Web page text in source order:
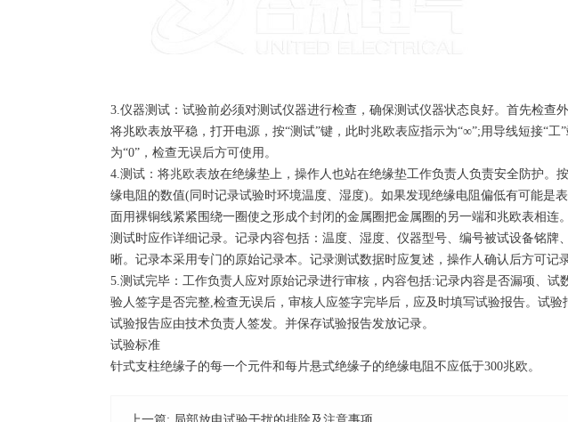
3.仪器测试：试验前必须对测试仪器进行检查，确保测试仪器状态良好。首先检查
将兆欧表放平稳，打开电源，按“测试”键，此时兆欧表应指示为“∞”;用导线短接“工
为“0”，检查无误后方可使用。
4.测试：将兆欧表放在绝缘垫上，操作人也站在绝缘垫工作负责人负责安全防护。
缘电阻的数值(同时记录试验时环境温度、湿度)。如果发现绝缘电阻偏低有可能是
面用裸铜线紧紧围绕一圈使之形成个封闭的金属圈把金属圈的另一端和兆欧表相连。
测试时应作详细记录。记录内容包括：温度、湿度、仪器型号、编号被试设备铭牌
晰。记录本采用专门的原始记录本。记录测试数据时应复述，操作人确认后方可记录
5.测试完毕：工作负责人应对原始记录进行审核，内容包括:记录内容是否漏项、试
验人签字是否完整,检查无误后，审核人应签字完毕后，应及时填写试验报告。试验
试验报告应由技术负责人签发。并保存试验报告发放记录。
试验标准
针式支柱绝缘子的每一个元件和每片悬式绝缘子的绝缘电阻不应低于300兆欧。